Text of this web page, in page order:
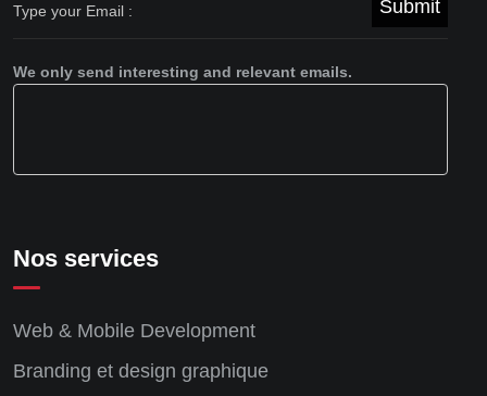
Submit
We only send interesting and relevant emails.
Nos services
Web & Mobile Development
Branding et design graphique